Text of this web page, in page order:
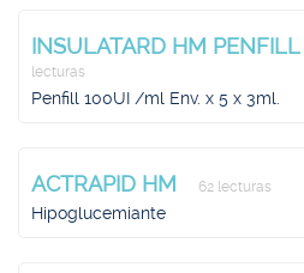
INSULATARD HM PENFILL
lecturas
Penfill 100UI /ml Env. x 5 x 3ml.
ACTRAPID HM 62 lecturas
Hipoglucemiante